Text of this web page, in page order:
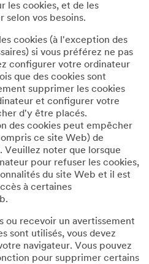
les cookies, et de les
selon vos besoins.
cookies (à l'exception des
si vous préférez ne pas
configurer votre ordinateur
que des cookies sont
supprimer les cookies
et configurer votre
d'y être placés.
des cookies peut empêcher
ce site Web) de
noter que lorsque
pour refuser les cookies,
du site Web et il est
à certaines
ou recevoir un avertissement
sont utilisés, vous devez
navigateur. Vous pouvez
pour supprimer certains